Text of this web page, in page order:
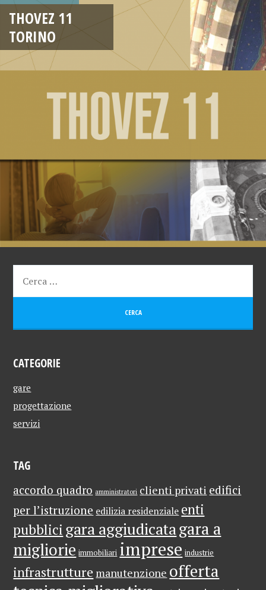
THOVEZ 11
TORINO
CATEGORIE
gare
progettazione
servizi
TAG
accordo quadro amministratori clienti privati edifici
per l’istruzione edilizia residenziale enti
pubblici gara aggiudicatagara a
migliorie immobiliari imprese industrie
infrastrutture manutenzione offerta